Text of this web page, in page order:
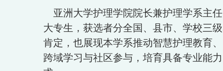
亚洲大学护理学院院长兼护理学系主
大专生，获选者分全国、县市、学校三
肯定，也展现本学系推动智慧护理教育
跨域学习与社区参与，培育具备专业能